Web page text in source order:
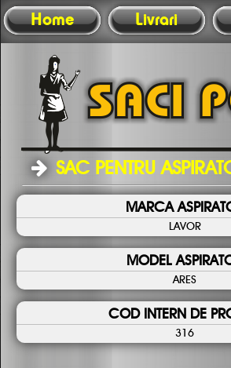
Home Livrari
SAC PENTRU
MARCA
LAVOR
MODEL
ARES
COD INTERN DE
316